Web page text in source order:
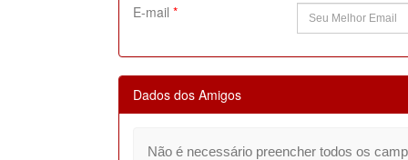
E-mail *
Dados dos Amigos
Não é necessário preencher todos os